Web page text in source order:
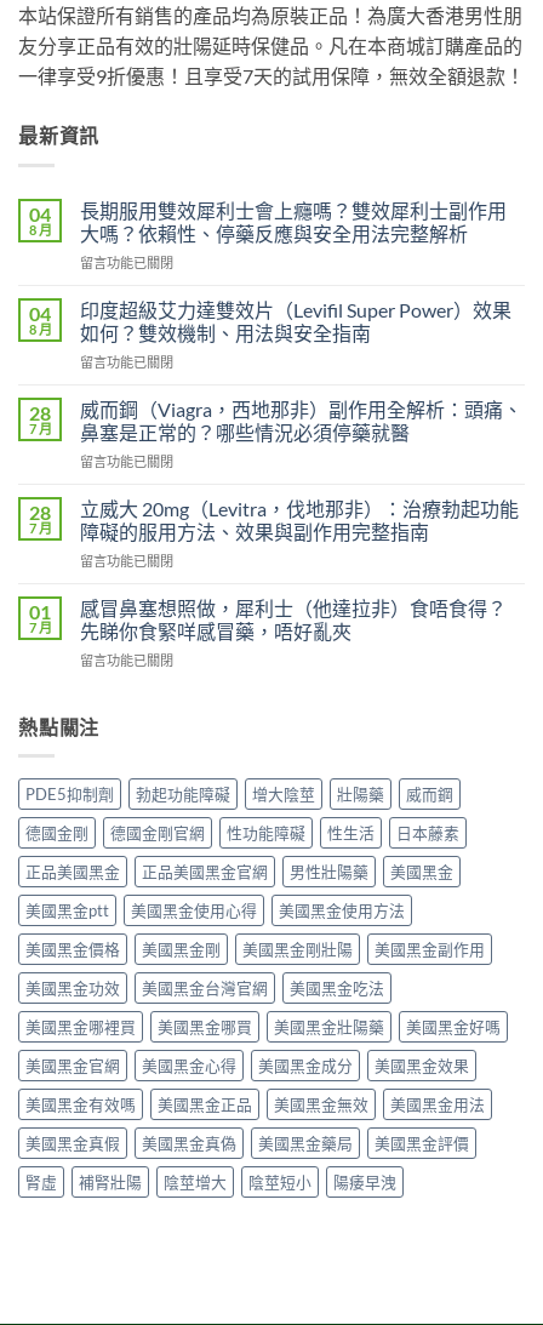
本站保證所有銷售的產品均為原裝正品！為廣大香港男性朋
友分享正品有效的壯陽延時保健品。凡在本商城訂購產品的
一律享受9折優惠！且享受7天的試用保障，無效全額退款！
最新資訊
04
8 月
長期服用雙效犀利士會上癮嗎？雙效犀利士副作用
大嗎？依賴性、停藥反應與安全用法完整解析
在
期
服
用
雙
犀
利
士
會
癮
嗎？
效
利
士
副
大
嗎？
賴
性、
停
藥
反
應
與
安
全
用
法
完
整
解
析〉
中
留言功能已關閉
04
8 月
印度超級艾力達雙效片（Levifil Super Power）效果
如何？雙效機制、用法與安全指南
在
度
超
級
艾
達
雙
效
片
Super
Power）
果
雙
制、
用
法
與
安
全
指
南〉
中
留言功能已關閉
28
7 月
威而鋼（Viagra，西地那非）副作用全解析：頭痛、
鼻塞是正常的？哪些情況必須停藥就醫
在
而
鋼
（Viagra，
西
那
非）
副
作
解
痛、
鼻
塞
是
正
常
的？
哪
些
情
況
必
須
停
藥
就
醫〉
中
留言功能已關閉
28
7 月
立威大 20mg（Levitra，伐地那非）：治療勃起功能
障礙的服用方法、效果與副作用完整指南
在
威
大
20mg（Levitra，
伐
非）：
勃
起
功
能
障
礙
的
服
用
方
法、
效
果
與
副
作
用
完
整
指
南〉
留言功能已關閉
01
7 月
感冒鼻塞想照做，犀利士（他達拉非）食唔食得？
先睇你食緊咩感冒藥，唔好亂夾
在
鼻
塞
照
做，
犀
利
士
（他
達
拉
非）
食
唔
食
得？
先
睇
你
食
緊
咩
感
冒
留言功能已關閉
熱點關注
PDE5抑制劑 勃起功能障礙 增大陰莖 壯陽藥
威而鋼
德國金剛
德國金剛官網 性功能障礙 性生活
日本藤素
正品美國黑金
正品美國黑金官網 男性壯陽藥
美國黑金
美國黑金ptt
美國黑金使用心得
美國黑金使用方法
美國黑金價格
美國黑金剛 美國黑金剛壯陽
美國黑金副作用
美國黑金功效
美國黑金台灣官網
美國黑金吃法
美國黑金哪裡買
美國黑金哪買 美國黑金壯陽藥
美國黑金好嗎
美國黑金官網
美國黑金心得 美國黑金成分
美國黑金效果
美國黑金有效嗎
美國黑金正品 美國黑金無效
美國黑金用法
美國黑金真假
美國黑金真偽 美國黑金藥局
美國黑金評價
腎虛
補腎壯陽 陰莖增大 陰莖短小 陽痿早洩